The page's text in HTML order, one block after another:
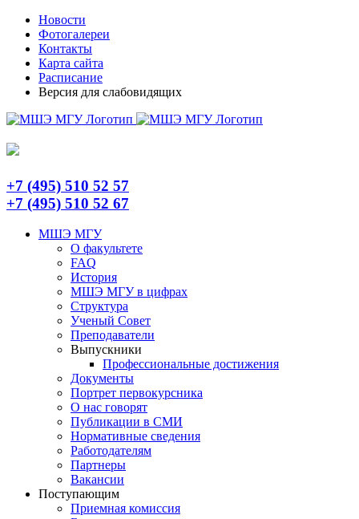
Skip
content
TelegramНовости
Фотогалереи
Контакты
Карта сайта
Расписание
Версия для слабовидящих
+7 (495) 510 52 57
+7 (495) 510 52 67
МШЭ МГУ
О факультете
FAQ
История
МШЭ МГУ в цифрах
Структура
Ученый Совет
Преподаватели
Выпускники
Профессиональные достижения
Документы
Портрет первокурсника
О нас говорят
Публикации в СМИ
Нормативные сведения
Работодателям
Партнеры
Вакансии
Поступающим
Приемная комиссия